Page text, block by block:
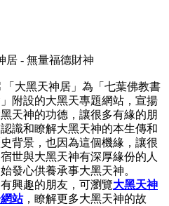
居 - 無量福德財神
「大黑天神居」為「七葉佛教書
附設的大黑天專題網站，宣揚
天神的功德，讓很多有緣的朋
識和瞭解大黑天神的本生傳和
背景，也因為這個機緣，讓很
世與大黑天神有深厚緣份的人
發心供養承事大黑天神。
興趣的朋友，可瀏覽大黑天神
站，瞭解更多大黑天神的故